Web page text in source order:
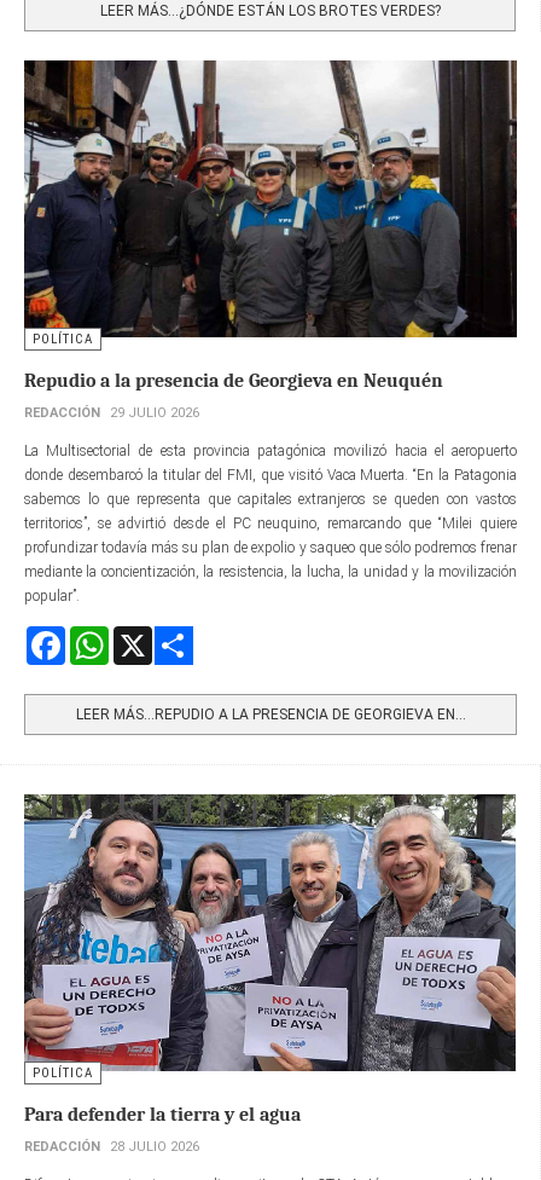
LEER MÁS…¿DÓNDE ESTÁN LOS BROTES VERDES?
POLÍTICA
Repudio a la presencia de Georgieva en Neuquén
REDACCIÓN 29 JULIO 2026
La Multisectorial de esta provincia patagónica movilizó hacia el aeropuerto
donde desembarcó la titular del FMI, que visitó Vaca Muerta. “En la Patagonia
sabemos lo que representa que capitales extranjeros se queden con vastos
territorios”, se advirtió desde el PC neuquino, remarcando que “Milei quiere
profundizar todavía más su plan de expolio y saqueo que sólo podremos frenar
mediante la concientización, la resistencia, la lucha, la unidad y la movilización
popular”.
FacebookWhatsApp
LEER MÁS…REPUDIO A LA PRESENCIA DE GEORGIEVA EN...
POLÍTICA
Para defender la tierra y el agua
REDACCIÓN 28 JULIO 2026